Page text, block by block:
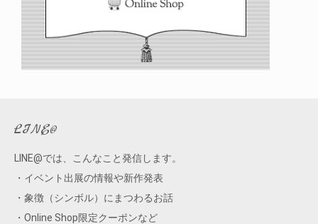
LINE@
LINE@では、こんなこと発信します。
・イベント出展の情報や新作発表
・象徴（シンボル）にまつわるお話
・Online Shop限定クーポンなど